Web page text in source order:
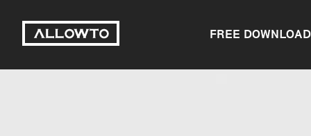
FREE DOWNLOAD